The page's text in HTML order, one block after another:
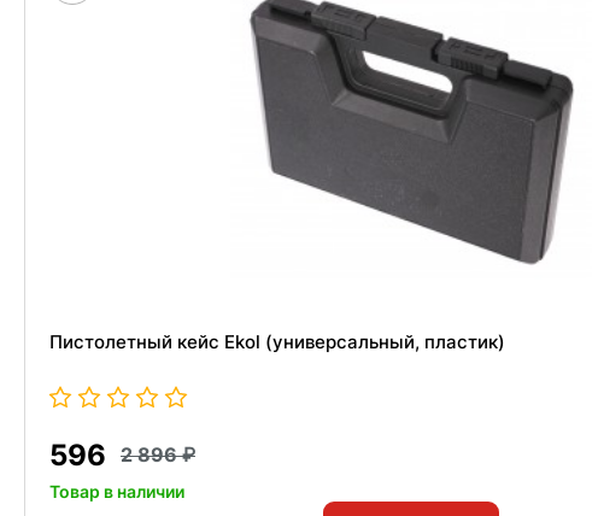
Пистолетный кейс Ekol (универсальный, пластик)
596 2 896
Товар в наличии